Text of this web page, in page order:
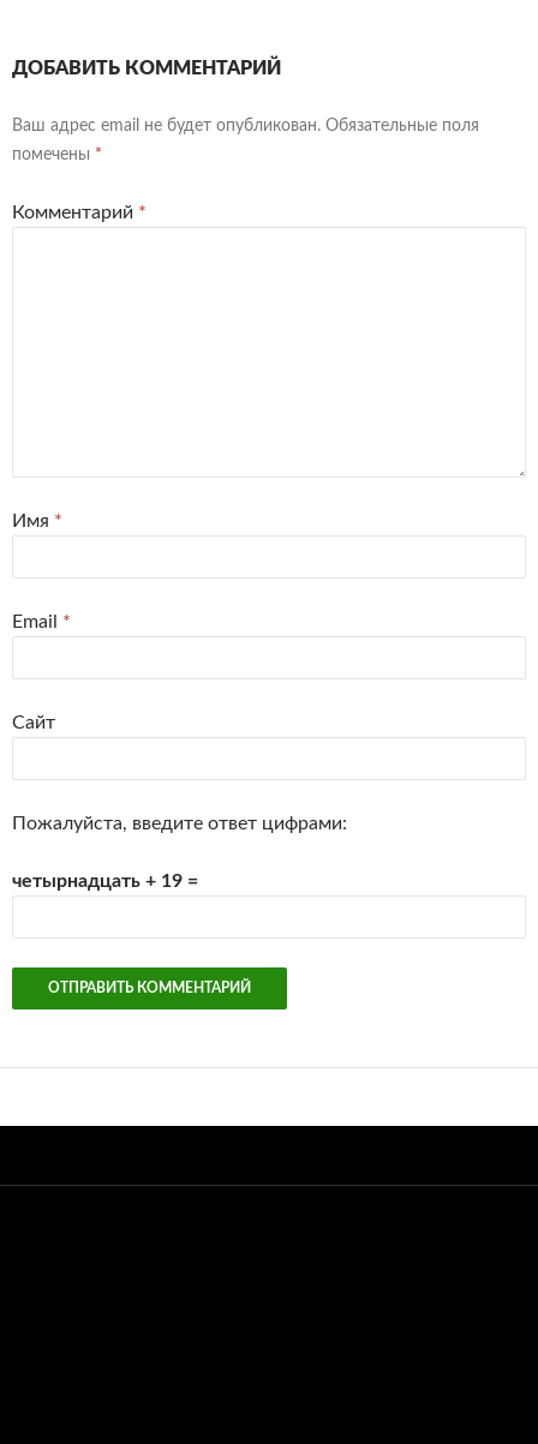
ДОБАВИТЬ КОММЕНТАРИЙ
Ваш адрес email не будет опубликован. Обязательные поля
помечены *
Комментарий *
Имя *
Email *
Сайт
Пожалуйста, введите ответ цифрами:
четырнадцать + 19 =